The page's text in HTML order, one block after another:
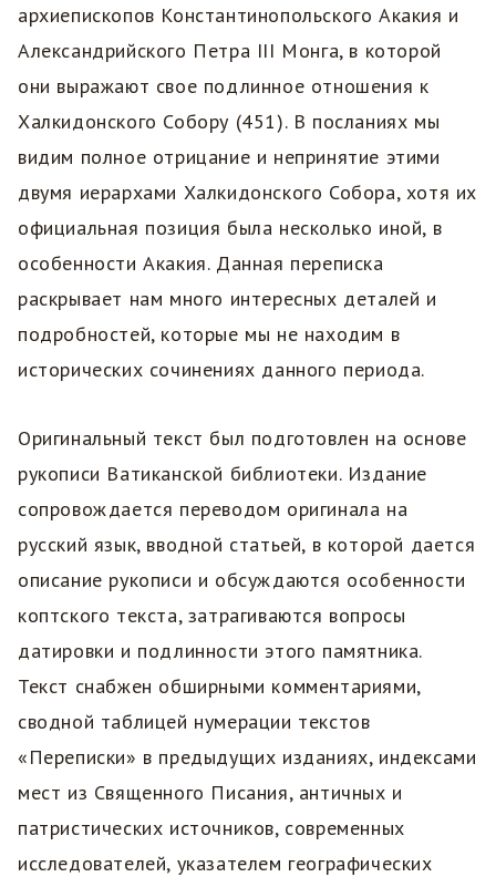
архиепископов Константинопольского Акакия и
Александрийского Петра III Монга, в которой
они выражают свое подлинное отношения к
Халкидонского Собору (451). В посланиях мы
видим полное отрицание и непринятие этими
двумя иерархами Халкидонского Собора, хотя их
официальная позиция была несколько иной, в
особенности Акакия. Данная переписка
раскрывает нам много интересных деталей и
подробностей, которые мы не находим в
исторических сочинениях данного периода.
Оригинальный текст был подготовлен на основе
рукописи Ватиканской библиотеки. Издание
сопровождается переводом оригинала на
русский язык, вводной статьей, в которой дается
описание рукописи и обсуждаются особенности
коптского текста, затрагиваются вопросы
датировки и подлинности этого памятника.
Текст снабжен обширными комментариями,
сводной таблицей нумерации текстов
«Переписки» в предыдущих изданиях, индексами
мест из Священного Писания, античных и
патристических источников, современных
исследователей, указателем географических